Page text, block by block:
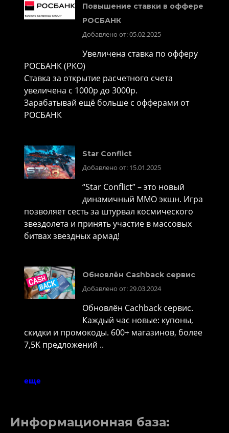
Повышение ставки в оффере
РОСБАНК
Добавлено от: 05.02.2025
Увеличена ставка по офферу
РОСБАНК (РКО)
Ставка за открытие расчетного счета
увеличена с 1000р до 3000р.
Зарабатывай ещё больше с офферами от
РОСБАНК
Star Conflict
Добавлено от: 15.01.2025
“Star Conflict” – это новый
динамичный MMO экшн. Игра
позволяет сесть за штурвал космического
звездолета и принять участие в массовых
битвах звездных армад!
Обновлён Cashback сервис
Добавлено от: 29.03.2024
Обновлён Cachback сервис.
Каждый час новые: купоны,
скидки и промокоды. 600+ магазинов, более
7,5K предложений ..
еще
Информационная база: